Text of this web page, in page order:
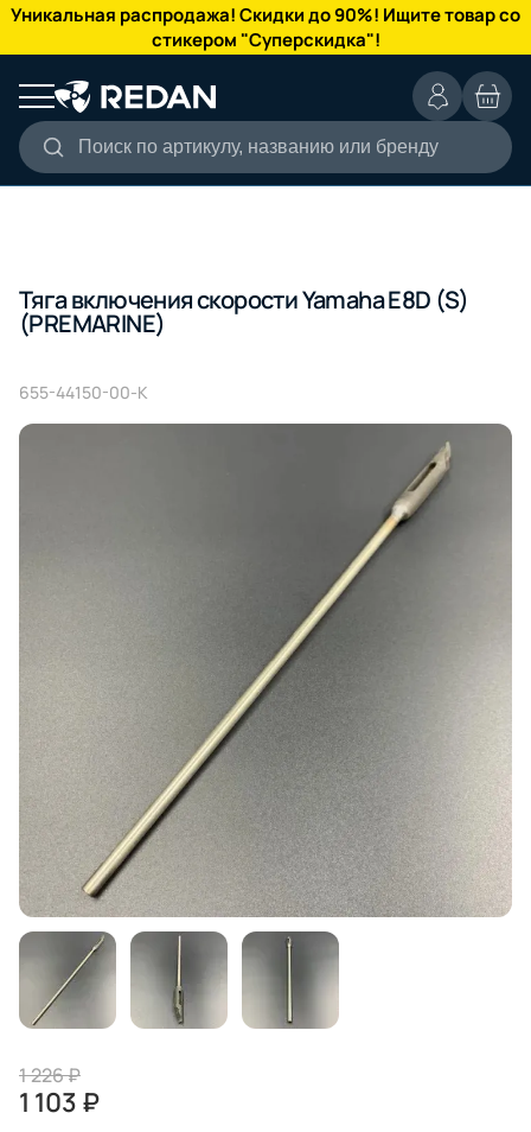
Уникальная распродажа! Скидки до 90%! Ищите товар со
стикером "Суперскидка"!
Поиск по артикулу, названию или бренду
КАТАЛОГ
Тяга включения скорости Yamaha E8D (S)
(PREMARINE)
655-44150-00-K
1 226 ₽
1 103 ₽